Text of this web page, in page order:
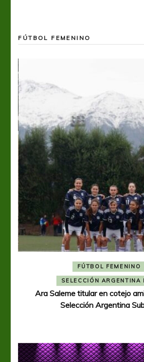
FÚTBOL FEMENINO
FÚTBOL FEMENINO
SELECCIÓN ARGENTINA
Ara Saleme titular en cotejo
Selección Argentina